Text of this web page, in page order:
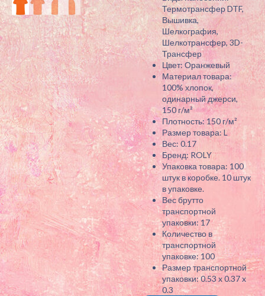
Термотрансфер DTF,
Вышивка,
Шелкография,
Шелкотрансфер, 3D-
Трансфер
Цвет: Оранжевый
Материал товара:
100% хлопок,
одинарный джерси,
150 г/м²
Плотность: 150 г/м²
Размер товара: L
Вес: 0.17
Бренд: ROLY
Упаковка товара: 100
штук в коробке. 10 штук
в упаковке.
Вес брутто
транспортной
упаковки: 17
Количество в
транспортной
упаковке: 100
Размер транспортной
упаковки: 0.53 x 0.37 x
0.3